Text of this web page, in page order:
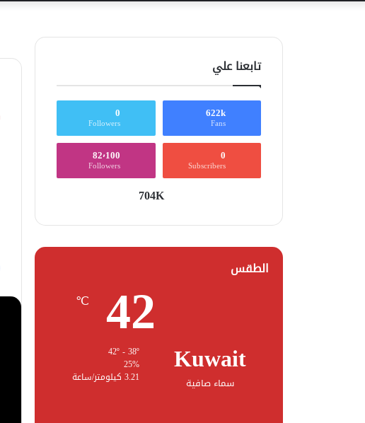
تابعنا علي
622k
Fans
0
Followers
0
Subscribers
82٬100
Followers
704K
الطقس
Kuwait
سماء صافية
42
℃
42º - 38º
25%
3.21 كيلومتر/ساعة